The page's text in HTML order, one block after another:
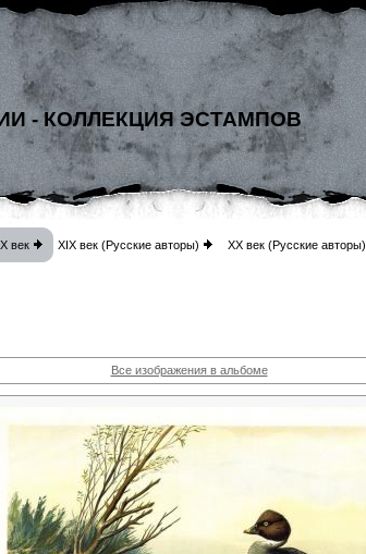
- КОЛЛЕКЦИЯ ЭСТАМПОВ
век XIX век (Русские авторы) XX век (Русские авторы)
Все изображения в альбоме